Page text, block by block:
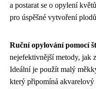
a postarat se o opylení
pro úspěšné vytvoření
Ruční opylování pomocí
nejefektivnější metody, jak
Ideální je použít malý
který připomíná akvarelový